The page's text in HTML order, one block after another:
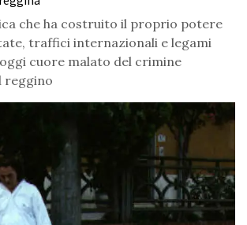
che ha costruito il proprio potere
traffici internazionali e legami
cuore malato del crimine
reggino